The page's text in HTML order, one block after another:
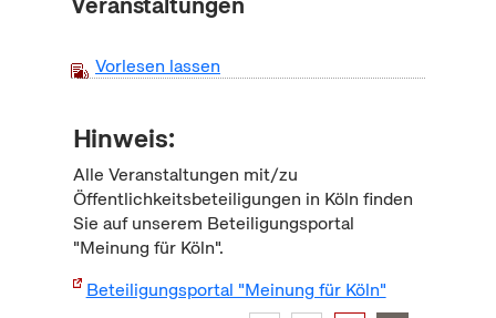
Vorlesen lassen
Hinweis:
Alle Veranstaltungen mit/zu
Öffentlichkeitsbeteiligungen in Köln finden
Sie auf unserem Beteiligungsportal
"Meinung für Köln".
Beteiligungsportal "Meinung für Köln"